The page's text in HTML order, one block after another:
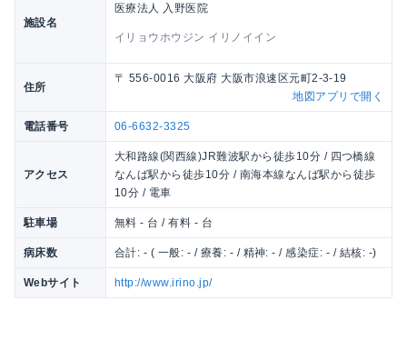
施設名
医療法人 入野医院
イリョウホウジン イリノイイン
住所
〒 556-0016 大阪府 大阪市浪速区元町2-3-19
地図アプリで開く
電話番号 06-6632-3325
アクセス
大和路線(関西線)JR難波駅から徒歩10分 / 四つ橋線
なんば駅から徒歩10分 / 南海本線なんば駅から徒歩
10分 / 電車
駐車場 無料 - 台 / 有料 - 台
病床数 合計: - ( 一般: - / 療養: - / 精神: - / 感染症: - / 結核: -)
Webサイト http://www.irino.jp/